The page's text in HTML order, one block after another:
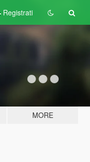
Registrati
MORE